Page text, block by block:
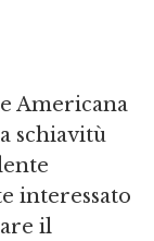
Americana
schiavitù
interessato
il